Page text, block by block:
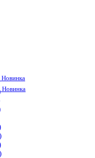
Новинка
Новинка